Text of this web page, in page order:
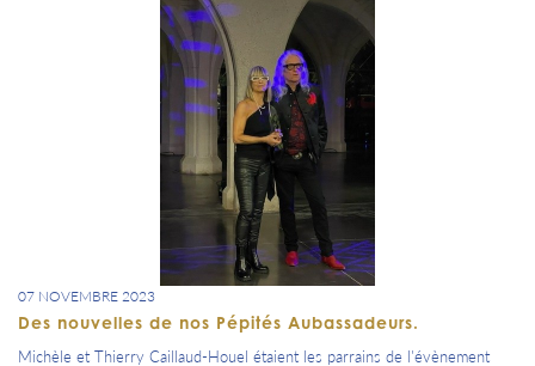
07 NOVEMBRE 2023
Des nouvelles de nos Pépités Aubassadeurs.
Michèle et Thierry Caillaud-Houel étaient les parrains de l'évènement